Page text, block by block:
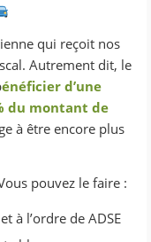
qui reçoit nos
Autrement dit, le
énéficier d’une
du montant de
à être encore plus
pouvez le faire :
et à l’ordre de ADSE